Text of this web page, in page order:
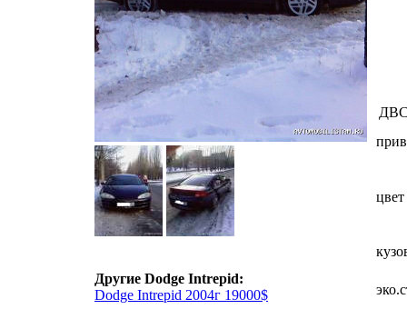
Другие Dodge Intrepid:
Dodge Intrepid 2004г 19000$
цвет